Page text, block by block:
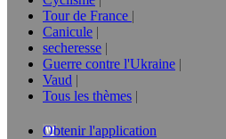
Tour de France
Canicule
secheresse
Guerre contre l'Ukraine
Vaud
Tous les thèmes
Obtenir l'application